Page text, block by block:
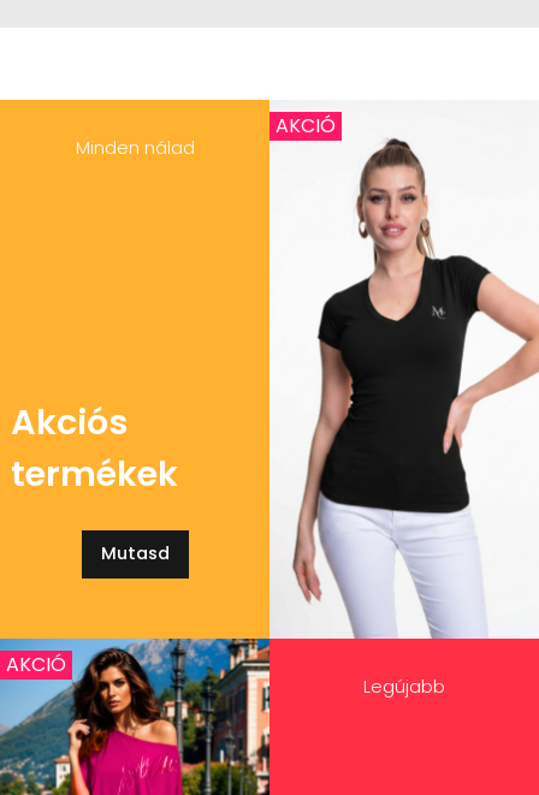
Minden nálad
Akciós
termékek
Mutasd
AKCIÓ
Legújabb
AKCIÓ